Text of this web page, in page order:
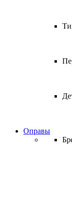
Оправы